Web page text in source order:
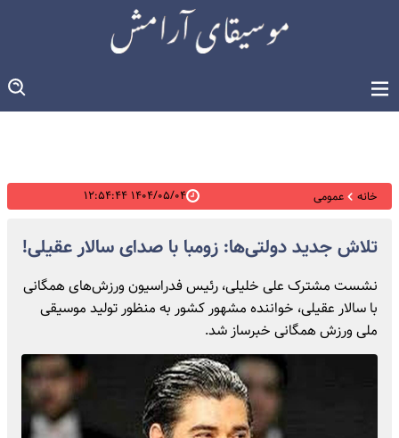
خانه عمومی ۱۴۰۴/۰۵/۰۴ ۱۲:۵۴:۴۴
تلاش جدید دولتی‌ها: زومبا با صدای سالار عقیلی!
نشست مشترک علی خلیلی، رئیس فدراسیون ورزش‌های همگانی
با سالار عقیلی، خواننده مشهور کشور به منظور تولید موسیقی
ملی ورزش‌ همگانی خبرساز شد.